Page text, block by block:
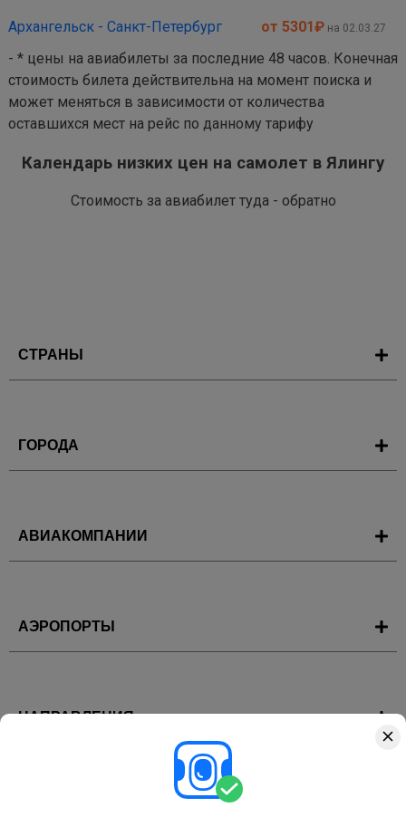
Архангельск - Санкт-Петербург от 5301₽ на 02.03.27
- * цены на авиабилеты за последние 48 часов. Конечная
стоимость билета действительна на момент поиска и
может меняться в зависимости от количества
оставшихся мест на рейс по данному тарифу
Календарь низких цен на самолет в Ялингу
Стоимость за авиабилет туда - обратно
СТРАНЫ
ГОРОДА
АВИАКОМПАНИИ
АЭРОПОРТЫ
НАПРАВЛЕНИЯ